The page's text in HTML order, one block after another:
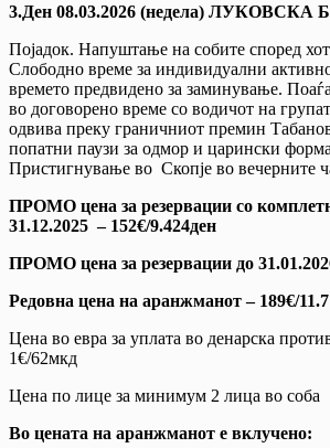
3.Ден 08.03.2026 (недела)
Појадок. Напуштање на собите според
Слободно време за индивидуални
времето предвидено за заминување.
во договорено време со водичот на
одвива преку граничниот премин
попатни паузи за одмор и царински
Пристигнување во Скопје во вечерните
ПРОМО цена за резервации со
31.12.2025 – 152€/9.424ден
ПРОМО цена за резервации до
Редовна цена на аранжманот – 189€/
Цена во евра за уплата во денарска
1€/62мкд
Цена по лице за минимум 2 лица во соба
Во цената на аранжманот е вклучено: